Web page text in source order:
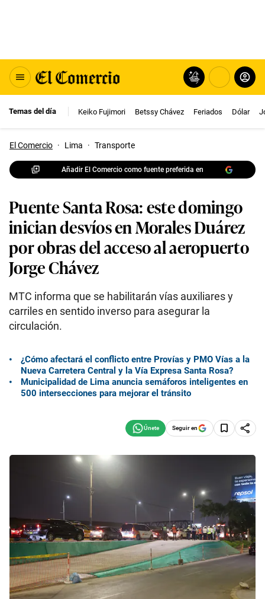
Temas del día Keiko Fujimori Betssy Chávez Feriados Dólar
El Comercio · Lima · Transporte
Añadir El Comercio como fuente preferida en
Puente Santa Rosa: este domingo
inician desvíos en Morales Duárez
por obras del acceso al aeropuerto
Jorge Chávez
MTC informa que se habilitarán vías auxiliares y
carriles en sentido inverso para asegurar la
circulación.
¿Cómo afectará el conflicto entre Provías y PMO Vías a la
Nueva Carretera Central y la Vía Expresa Santa Rosa?
Municipalidad de Lima anuncia semáforos inteligentes en
500 intersecciones para mejorar el tránsito
Seguir en